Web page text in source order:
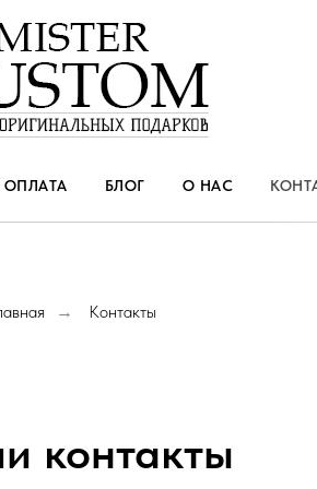
БЛОГ О НАС
→ Контакты
контакты